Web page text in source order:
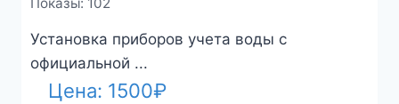
Установка приборов учета воды с
официальной ...
Цена: 1500₽